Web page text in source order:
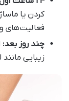
کردن یا
فعالیت‌های
چند روز بعد:
زیبایی